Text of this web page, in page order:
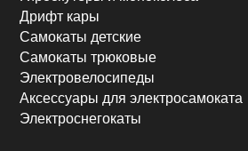
Дрифт кары
Самокаты детские
Самокаты трюковые
Электровелосипеды
Аксессуары для электросамоката
Электроснегокаты